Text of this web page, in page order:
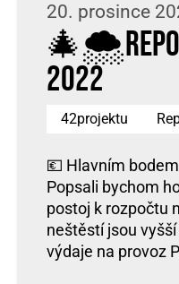
20. prosince
2022
42projektu
💶 Hlavním
Popsali bychom
postoj k rozpočtu
neštěstí jsou
výdaje na provoz